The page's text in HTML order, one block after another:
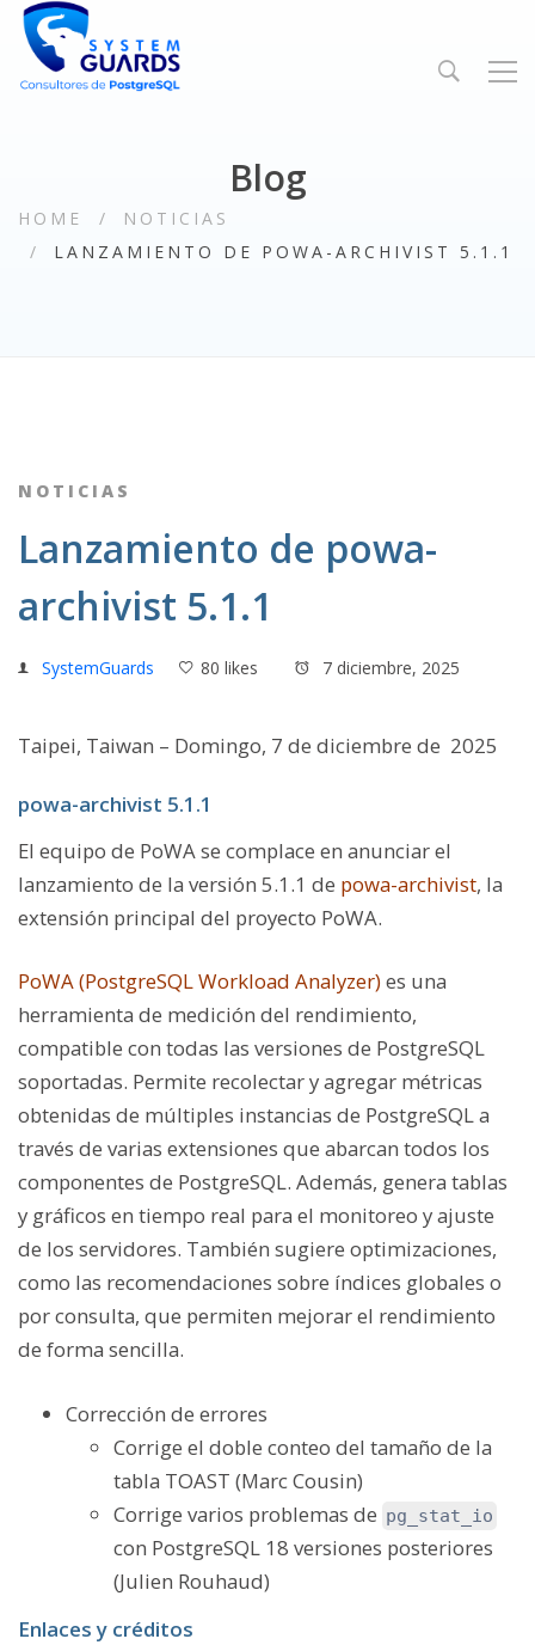
Blog
HOME
NOTICIAS
LANZAMIENTO DE POWA-ARCHIVIST 5.1.1
NOTICIAS
Lanzamiento de powa-
archivist 5.1.1
SystemGuards 80 likes 7 diciembre, 2025
Taipei, Taiwan – Domingo, 7 de diciembre de 2025
powa-archivist 5.1.1
El equipo de PoWA se complace en anunciar el
lanzamiento de la versión 5.1.1 de powa-archivist, la
extensión principal del proyecto PoWA.
PoWA (PostgreSQL Workload Analyzer)es una
herramienta de medición del rendimiento,
compatible con todas las versiones de PostgreSQL
soportadas. Permite recolectar y agregar métricas
obtenidas de múltiples instancias de PostgreSQL a
través de varias extensiones que abarcan todos los
componentes de PostgreSQL. Además, genera tablas
y gráficos en tiempo real para el monitoreo y ajuste
de los servidores. También sugiere optimizaciones,
como las recomendaciones sobre índices globales o
por consulta, que permiten mejorar el rendimiento
de forma sencilla.
Corrección de errores
Corrige el doble conteo del tamaño de la
tabla TOAST (Marc Cousin)
Corrige varios problemas de pg_stat_io
con PostgreSQL 18 versiones posteriores
(Julien Rouhaud)
Enlaces y créditos